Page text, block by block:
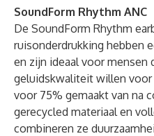
SoundForm Rhythm ANC
De SoundForm Rhythm
ruisonderdrukking hebben
en zijn ideaal voor mensen
geluidskwaliteit willen voor
voor 75% gemaakt van na
gerecycled materiaal en
combineren ze